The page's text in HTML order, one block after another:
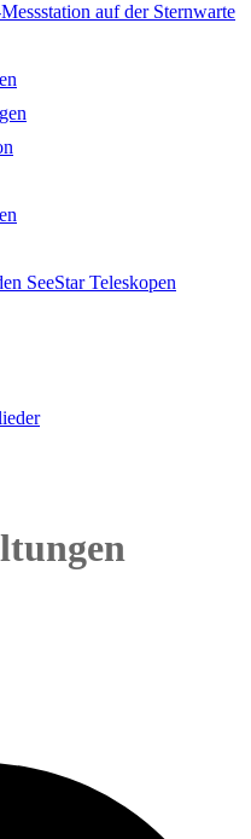
auf der Sternwarte
SeeStar Teleskopen